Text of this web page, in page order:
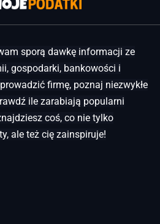
sporą dawkę informacji ze
gospodarki, bankowości i
firmę, poznaj niezwykłe
ile zarabiają popularni
coś, co nie tylko
ale też cię zainspiruje!